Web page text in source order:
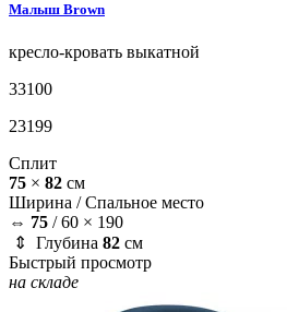
Малыш Brown
кресло-кровать выкатной
33100
23199
Сплит
75 × 82 см
Ширина /Спальное место
⇔ 75 /60 × 190
⇕ Глубина 82 см
Быстрый просмотр
на складе